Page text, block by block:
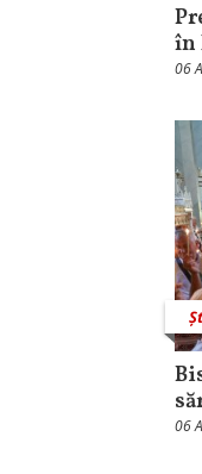
în
06
06